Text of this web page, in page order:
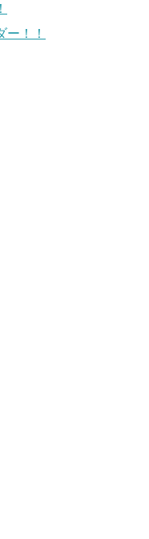
！！